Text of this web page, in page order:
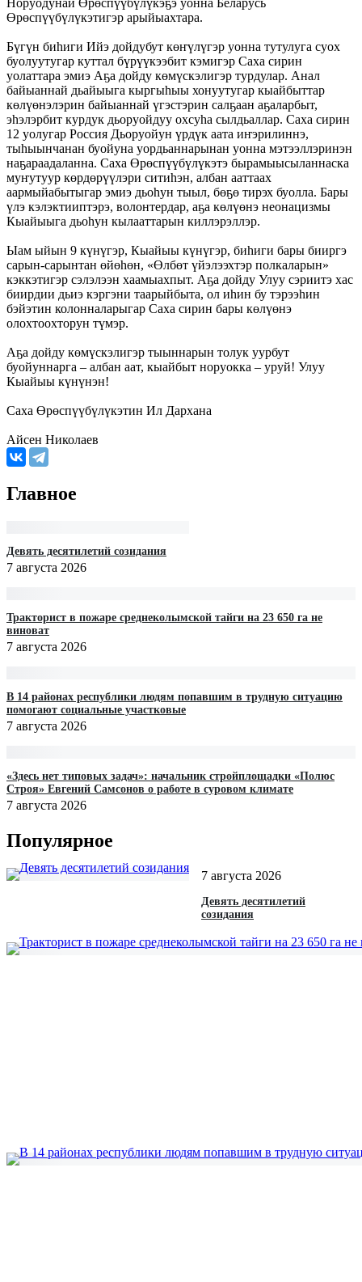
Өрөспүүбүлүкэтигэр арыйыахтара.
Бүгүн биһиги Ийэ дойдубут көҥүлүгэр уонна тутулуга суох
буолуутугар куттал бүрүүкээбит кэмигэр Саха сирин
уолаттара эмиэ Аҕа дойду көмүскэлигэр турдулар. Анал
байыаннай дьайыыга кыргыһыы хонуутугар кыайбыттар
көлүөнэлэрин байыаннай үгэстэрин салҕаан аҕаларбыт,
эһэлэрбит курдук дьоруойдуу охсуһа сылдьаллар. Саха сирин
12 уолугар Россия Дьоруойун үрдүк аата иҥэрилиннэ,
тыһыынчанан буойуна уордьаннарынан уонна мэтээллэринэн
наҕараадаланна. Саха Өрөспүүбүлүкэтэ бырамыысыланнаска
муҥутуур көрдөрүүлэри ситиһэн, албан ааттаах
аармыйабытыгар эмиэ дьоһун тыыл, бөҕө тирэх буолла. Бары
үлэ кэлэктииптэрэ, волонтердар, аҕа көлүөнэ неонацизмы
Кыайыыга дьоһун кылааттарын киллэрэллэр.
Ыам ыйын 9 күнүгэр, Кыайыы күнүгэр, биһиги бары бииргэ
сарын-сарынтан өйөһөн, «Өлбөт үйэлээхтэр полкаларын»
кэккэтигэр сэлэлээн хаамыахпыт. Аҕа дойду Улуу сэриитэ хас
биирдии дьиэ кэргэни таарыйбыта, ол иһин бу тэрээһин
бэйэтин колонналарыгар Саха сирин бары көлүөнэ
олохтоохторун түмэр.
Аҕа дойду көмүскэлигэр тыыннарын толук уурбут
буойуннарга – албан аат, кыайбыт норуокка – уруй! Улуу
Кыайыы күнүнэн!
Саха Өрөспүүбүлүкэтин Ил Дархана
Айсен Николаев
Главное
Девять десятилетий созидания
7 августа 2026
Тракторист в пожаре среднеколымской тайги на 23 650 га не
виноват
7 августа 2026
В 14 районах республики людям попавшим в трудную ситуацию
помогают социальные участковые
7 августа 2026
«Здесь нет типовых задач»: начальник стройплощадки «Полюс
Строя» Евгений Самсонов о работе в суровом климате
7 августа 2026
Популярное
7 августа 2026
Девять десятилетий
созидания